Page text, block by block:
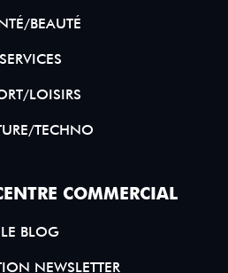
BEAUTÉ
SERVICES
LOISIRS
TECHNO
COMMERCIAL
LE BLOG
NEWSLETTER